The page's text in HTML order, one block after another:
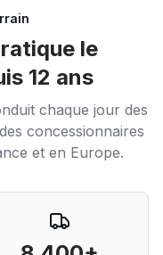
le
12 ans
chaque jour des
concessionnaires
et en Europe.